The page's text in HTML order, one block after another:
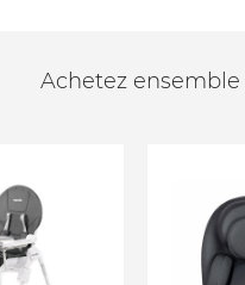
Achetez ensemble